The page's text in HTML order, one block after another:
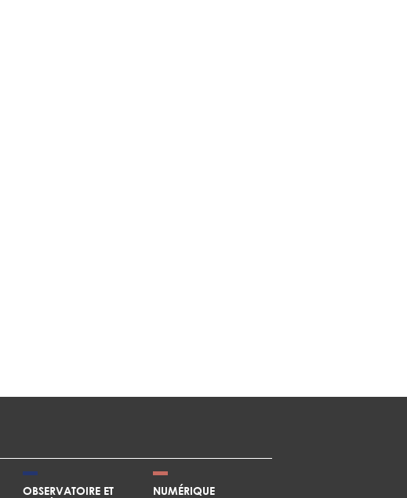
OBSERVATOIRE ET
NUMÉRIQUE